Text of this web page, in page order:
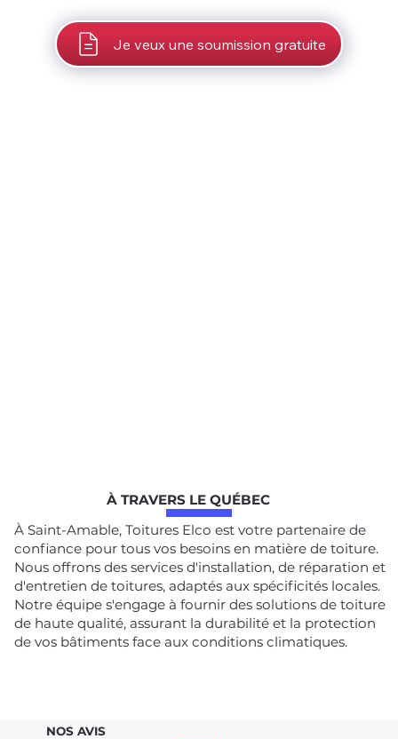
Je veux une soumission gratuite
À TRAVERS LE QUÉBEC
À Saint-Amable, Toitures Elco est votre partenaire de
confiance pour tous vos besoins en matière de toiture.
Nous offrons des services d'installation, de réparation et
d'entretien de toitures, adaptés aux spécificités locales.
Notre équipe s'engage à fournir des solutions de toiture
de haute qualité, assurant la durabilité et la protection
de vos bâtiments face aux conditions climatiques.
NOS AVIS